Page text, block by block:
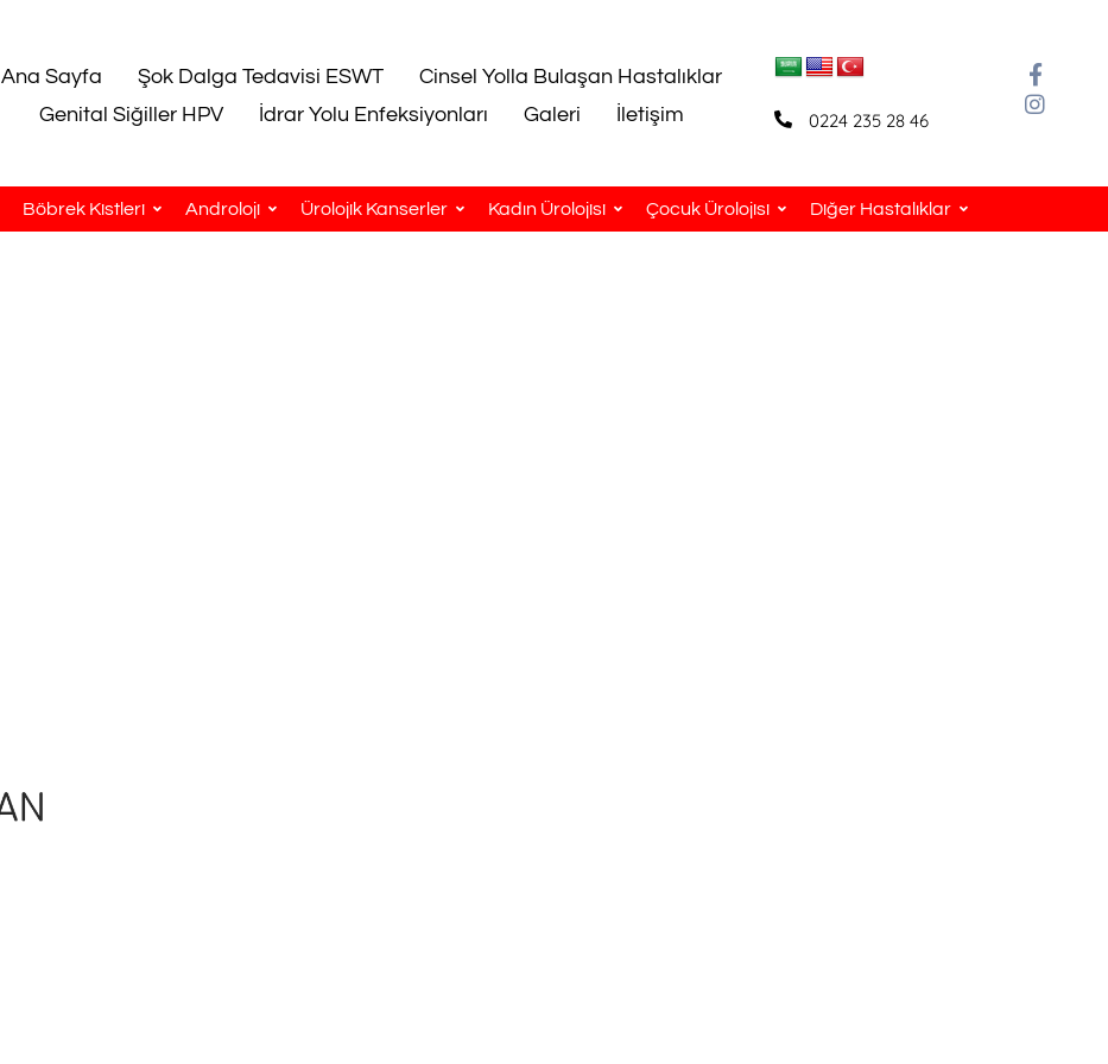
Ana Sayfa Şok Dalga Tedavisi ESWT
Cinsel Yolla Bulaşan Hastalıklar
Genital Siğiller HPV
İdrar Yolu Enfeksiyonları Galeri İletişim 0224 235 28 46
Böbrek Kistleri Androloji Ürolojik Kanserler Kadın Ürolojisi Çocuk Ürolojisi Diğer Hastalıklar